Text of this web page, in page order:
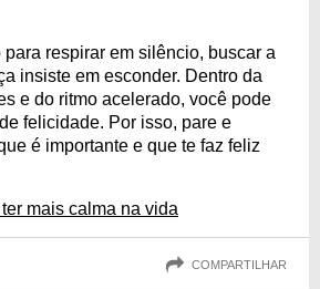
respirar em silêncio, buscar a
insiste em esconder. Dentro da
e do ritmo acelerado, você pode
felicidade. Por isso, pare e
é importante e que te faz feliz
mais calma na vida
COMPARTILHAR